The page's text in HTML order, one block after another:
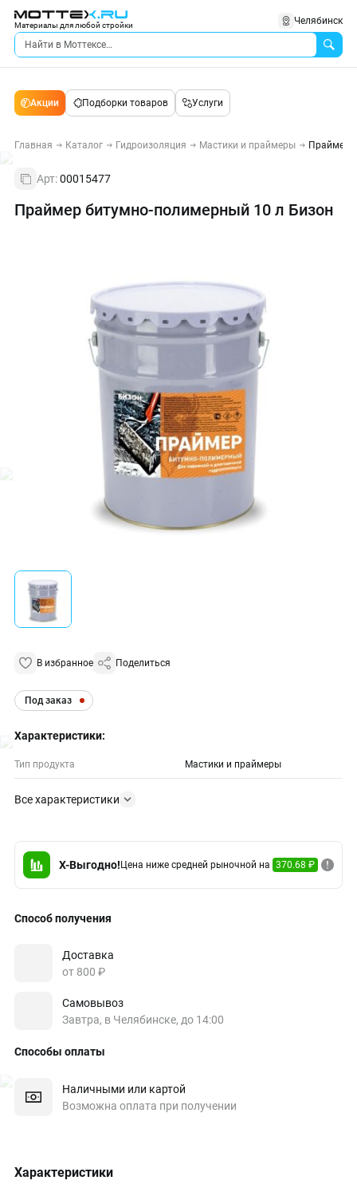
Материалы для любой стройки Челябинск
Акции Подборки товаров Услуги
Главная Каталог Гидроизоляция Мастики и праймеры Праймер
Арт:00015477
Праймер битумно-полимерный 10 л Бизон
В избранное Поделиться
Под заказ
Характеристики:
Тип продукта Мастики и праймеры
Все характеристики
X-Выгодно! Цена ниже средней рыночной на 370.68 ₽
Способ получения
Доставка
от 800 ₽
Самовывоз
Завтра, в Челябинске, до 14:00
Способы оплаты
Наличными или картой
Возможна оплата при получении
Характеристики